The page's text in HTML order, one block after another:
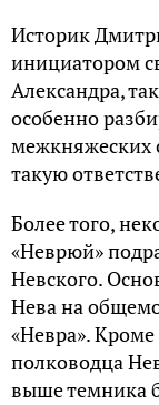
Историк
инициатором
Александра,
особенно
межкняжеских
такую
Более того,
«Неврюй»
Невского.
Нева на
«Невра».
полководца
выше темника